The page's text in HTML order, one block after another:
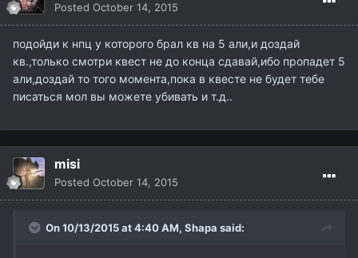
Posted October 14, 2015
подойди к нпц у которого брал кв на 5 али,и доздай
кв.,только смотри квест не до конца сдавай,ибо пропадет 5
али,доздай то того момента,пока в квесте не будет тебе
писаться мол вы можете убивать и т.д..
misi
Posted October 14, 2015
On 10/13/2015 at 4:40 AM, Shapa said: